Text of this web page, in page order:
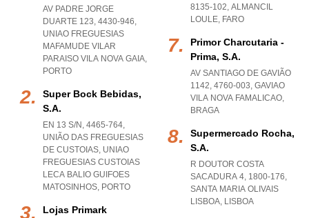
AV PADRE JORGE
DUARTE 123, 4430-946,
UNIAO FREGUESIAS
MAFAMUDE VILAR
PARAISO VILA NOVA GAIA,
PORTO
Super Bock Bebidas,
S.a.
EN 13 S/N, 4465-764,
UNIÃO DAS FREGUESIAS
DE CUSTOIAS, UNIAO
FREGUESIAS CUSTOIAS
LECA BALIO GUIFOES
MATOSINHOS, PORTO
Lojas Primark
8135-102, ALMANCIL
LOULE, FARO
Primor Charcutaria -
Prima, S.a.
AV SANTIAGO DE GAVIÃO
1142, 4760-003, GAVIAO
VILA NOVA FAMALICAO,
BRAGA
Supermercado Rocha,
S.a.
R DOUTOR COSTA
SACADURA 4, 1800-176,
SANTA MARIA OLIVAIS
LISBOA, LISBOA